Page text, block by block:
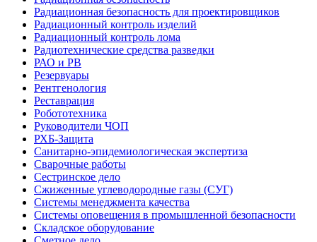
Радиационная безопасность для проектировщиков
Радиационный контроль изделий
Радиационный контроль лома
Радиотехнические средства разведки
РАО и РВ
Резервуары
Рентгенология
Реставрация
Робототехника
Руководители ЧОП
РХБ-Защита
Санитарно-эпидемиологическая экспертиза
Сварочные работы
Сестринское дело
Сжиженные углеводородные газы (СУГ)
Системы менеджмента качества
Системы оповещения в промышленной безопасности
Складское оборудование